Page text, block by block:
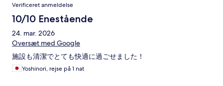
Verificeret anmeldelse
10/10 Enestående
24. mar. 2026
Oversæt med Google
施設も清潔でとても快適に過ごせました！
Yoshinori, rejse på 1 nat